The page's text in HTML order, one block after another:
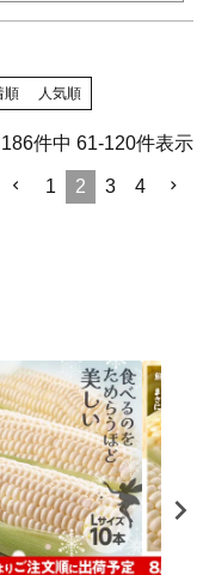
順 人気順
186件中 61-120件表示
1 2 3 4